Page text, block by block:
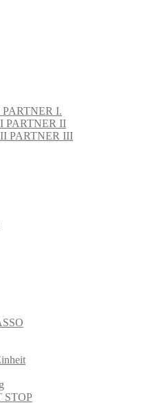
I.
PARTNER II
PARTNER III
STOP